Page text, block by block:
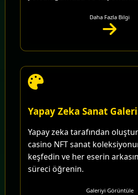
Daha Fazla Bilgi
Yapay Zeka Sanat
Yapay zeka tarafından
casino NFT sanat
keşfedin ve her eserin
süreci öğrenin.
Galeriyi Görüntüle